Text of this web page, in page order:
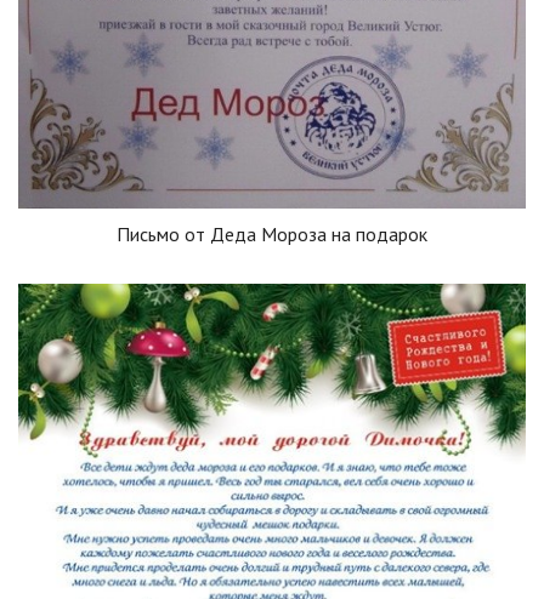
Письмо от Деда Мороза на подарок